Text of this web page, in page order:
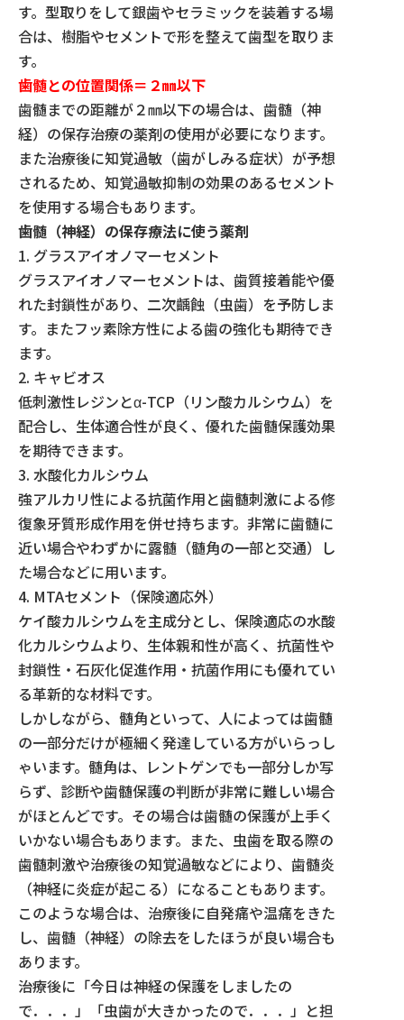
す。型取りをして銀歯やセラミックを装着する場
合は、樹脂やセメントで形を整えて歯型を取りま
す。
歯髄との位置関係＝２㎜以下
歯髄までの距離が２㎜以下の場合は、歯髄（神
経）の保存治療の薬剤の使用が必要になります。
また治療後に知覚過敏（歯がしみる症状）が予想
されるため、知覚過敏抑制の効果のあるセメント
を使用する場合もあります。
歯髄（神経）の保存療法に使う薬剤
1. グラスアイオノマーセメント
グラスアイオノマーセメントは、歯質接着能や優
れた封鎖性があり、二次齲蝕（虫歯）を予防しま
す。またフッ素除方性による歯の強化も期待でき
ます。
2. キャビオス
低刺激性レジンとα-TCP（リン酸カルシウム）を
配合し、生体適合性が良く、優れた歯髄保護効果
を期待できます。
3. 水酸化カルシウム
強アルカリ性による抗菌作用と歯髄刺激による修
復象牙質形成作用を併せ持ちます。非常に歯髄に
近い場合やわずかに露髄（髄角の一部と交通）し
た場合などに用います。
4. MTAセメント（保険適応外）
ケイ酸カルシウムを主成分とし、保険適応の水酸
化カルシウムより、生体親和性が高く、抗菌性や
封鎖性・石灰化促進作用・抗菌作用にも優れてい
る革新的な材料です。
しかしながら、髄角といって、人によっては歯髄
の一部分だけが極細く発達している方がいらっし
ゃいます。髄角は、レントゲンでも一部分しか写
らず、診断や歯髄保護の判断が非常に難しい場合
がほとんどです。その場合は歯髄の保護が上手く
いかない場合もあります。また、虫歯を取る際の
歯髄刺激や治療後の知覚過敏などにより、歯髄炎
（神経に炎症が起こる）になることもあります。
このような場合は、治療後に自発痛や温痛をきた
し、歯髄（神経）の除去をしたほうが良い場合も
あります。
治療後に「今日は神経の保護をしましたの
で．．．」「虫歯が大きかったので．．．」と担